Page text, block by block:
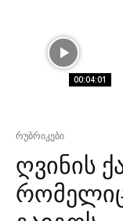
00:04:01